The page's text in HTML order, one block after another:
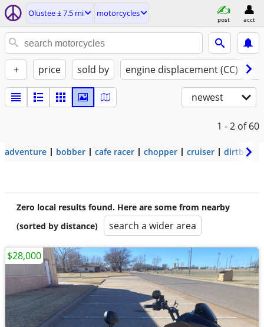
Olustee ± 7.5 mi motorcycles
post acct
+ price sold by engine displacement (CC)
newest
1 - 2 of 60
adventure bobber cafe racer chopper cruiser dirtbike
Zero local results found. Here are some from nearby
(sorted by distance)
search a wider area
$28,000